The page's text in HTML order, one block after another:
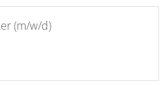
(m/w/d)